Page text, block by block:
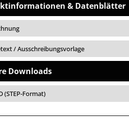
& Datenblätter
/ Ausschreibungsvorlage
Downloads
(STEP-Format)